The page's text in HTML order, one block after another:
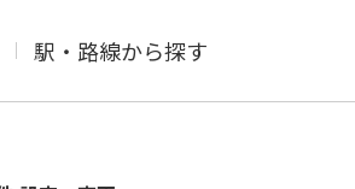
駅・路線から探す